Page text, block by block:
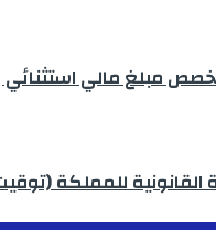
من أسرة موظفي الأمن الوطني بمناسبة شهر رمضان
للمملكة (توقيت